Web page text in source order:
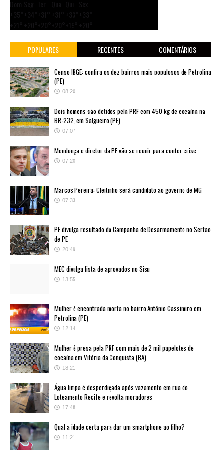
POPULARES RECENTES COMENTÁRIOS
Censo IBGE: confira os dez bairros mais populosos de Petrolina
(PE)
08:20
Dois homens são detidos pela PRF com 450 kg de cocaína na
BR-232, em Salgueiro (PE)
07:07
Mendonça e diretor da PF vão se reunir para conter crise
07:20
Marcos Pereira: Cleitinho será candidato ao governo de MG
07:33
PF divulga resultado da Campanha de Desarmamento no Sertão
de PE
20:49
MEC divulga lista de aprovados no Sisu
13:55
Mulher é encontrada morta no bairro Antônio Cassimiro em
Petrolina (PE)
12:14
Mulher é presa pela PRF com mais de 2 mil papelotes de
cocaína em Vitória da Conquista (BA)
18:21
Água limpa é desperdiçada após vazamento em rua do
Loteamento Recife e revolta moradores
17:48
Qual a idade certa para dar um smartphone ao filho?
11:21